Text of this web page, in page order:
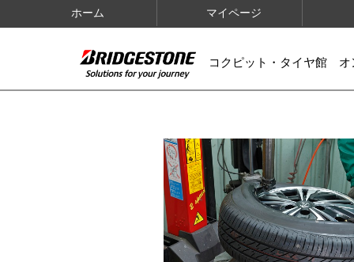
ホーム マイページ
コクピット・タイヤ館 オ
IMAGES